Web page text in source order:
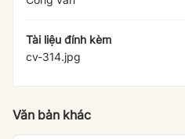
Tài liệu đính kèm
cv-314.jpg
Văn bản khác